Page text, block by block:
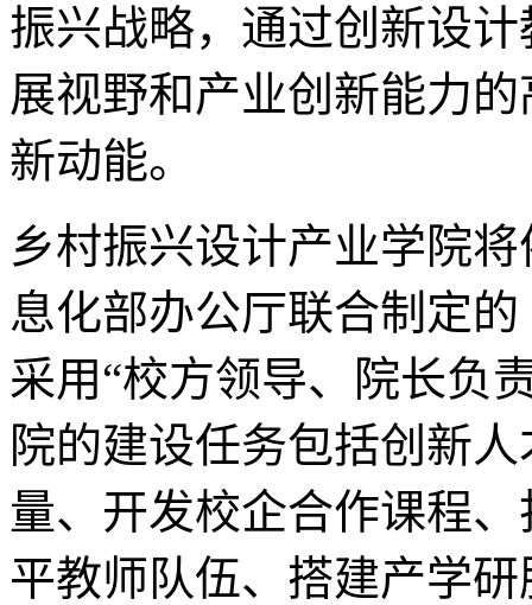
振兴战略，通过创新设
展视野和产业创新能力
新动能。
乡村振兴设计产业学院
息化部办公厅联合制定
采用“校方领导、院长负
院的建设任务包括创新
量、开发校企合作课程
平教师队伍、搭建产学